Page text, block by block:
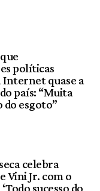
políticas
Internet quase a
país: “Muita
do esgoto”
celebra
Vini Jr. com o
sucesso do